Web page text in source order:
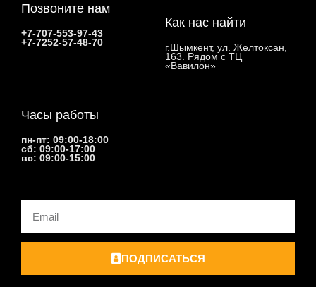
Позвоните нам
+7-707-553-97-43
+7-7252-57-48-70
Как нас найти
г.Шымкент, ул. Желтоксан,
163. Рядом с ТЦ
«Вавилон»
Часы работы
пн-пт: 09:00-18:00
сб: 09:00-17:00
вс: 09:00-15:00
Email
ПОДПИСАТЬСЯ